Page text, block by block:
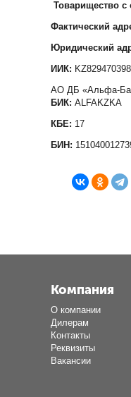
Товарищество с
Фактический
Юридический
ИИК:
АО ДБ
БИК: ALFAKZKA
КБЕ: 17
БИН:
Компания
О компании
Дилерам
Контакты
Реквизиты
Вакансии